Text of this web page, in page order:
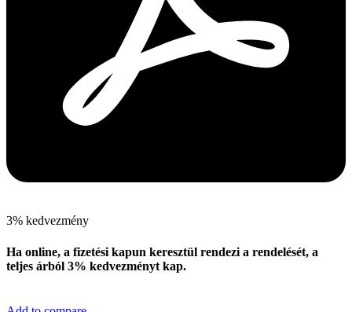
3% kedvezmény
Ha online, a fizetési kapun keresztül rendezi a rendelését, a
teljes árból 3% kedvezményt kap.